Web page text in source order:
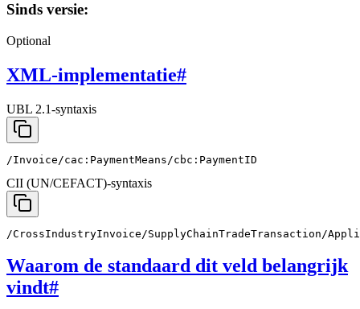
Sinds versie:
Optional
XML-implementatie#
UBL 2.1-syntaxis
/Invoice/cac:PaymentMeans/cbc:PaymentID
CII (UN/CEFACT)-syntaxis
/CrossIndustryInvoice/SupplyChainTradeTransaction/
Waarom de standaard dit veld belangrijk
vindt#